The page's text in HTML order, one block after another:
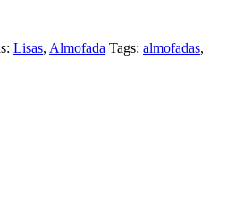
Lisas, Almofada Tags: almofadas,